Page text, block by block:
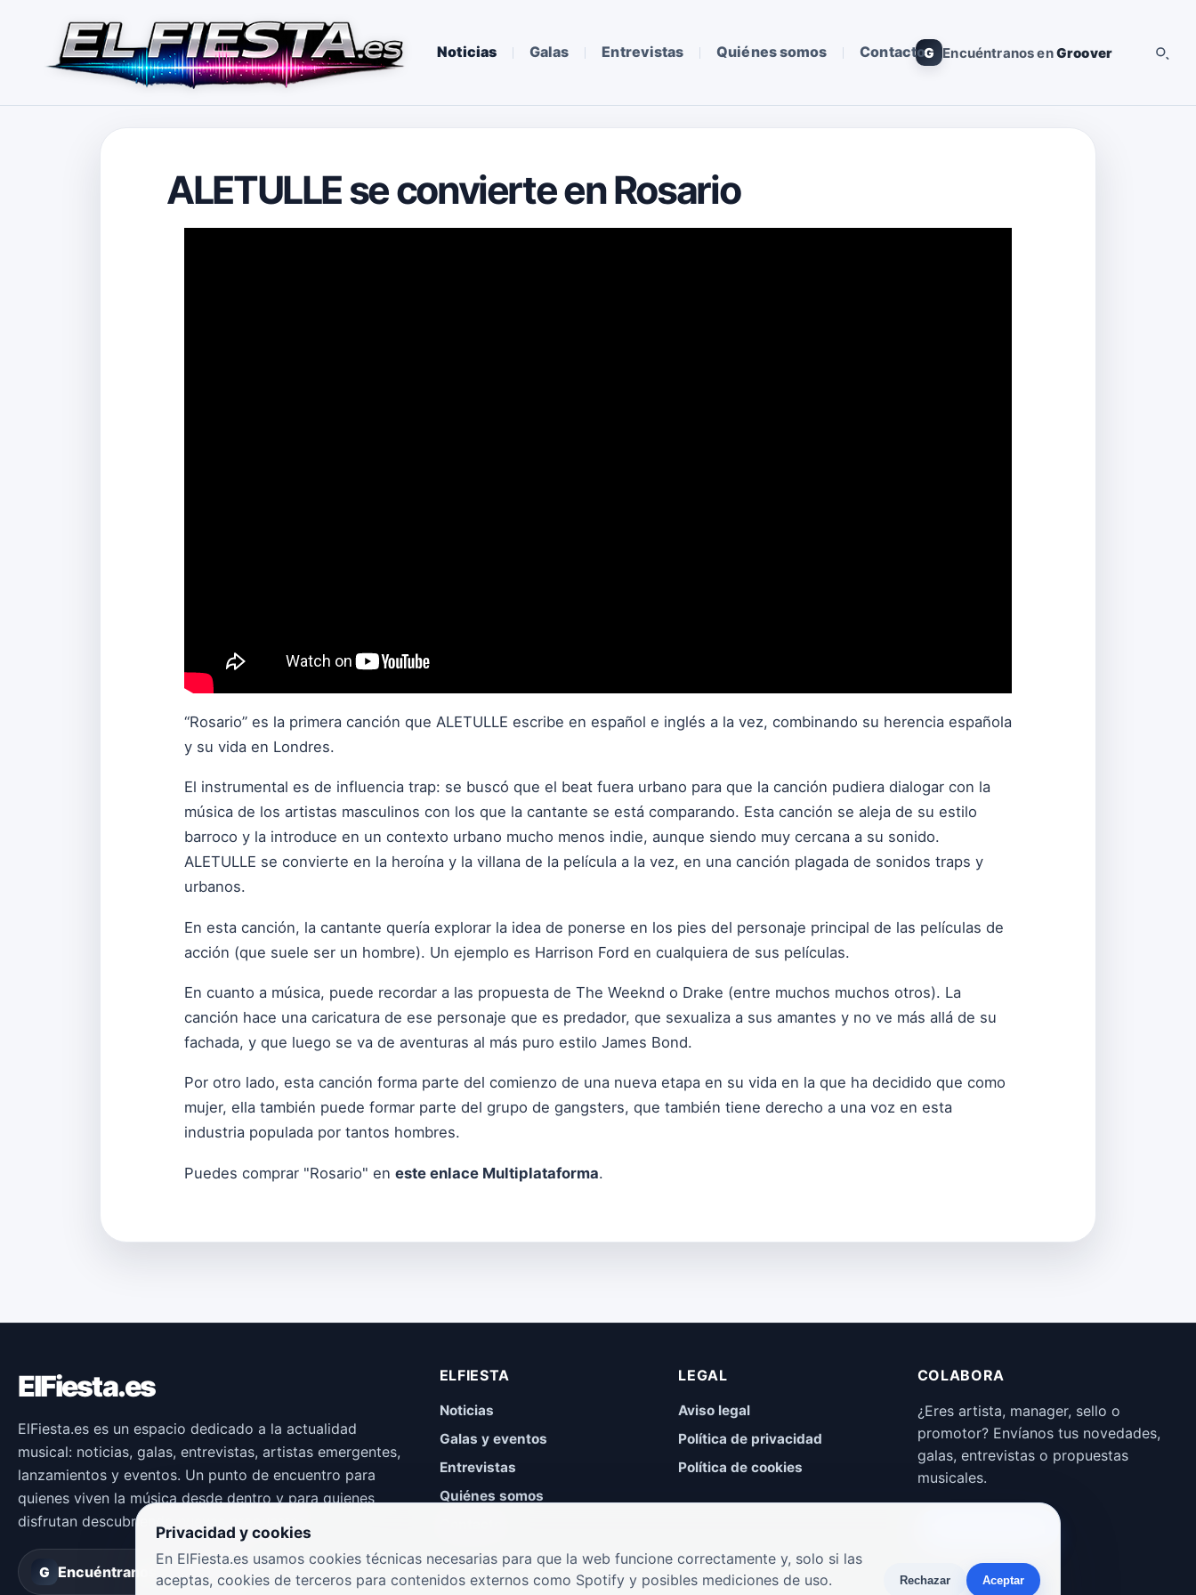
Noticias Galas Entrevistas Quiénes somos ContactoG Encuéntranos enGroover
ALETULLE se convierte en Rosario
“Rosario” es la primera canción que ALETULLE escribe en español e inglés a la vez, combinando su herencia española
y su vida en Londres.
El instrumental es de influencia trap: se buscó que el beat fuera urbano para que la canción pudiera dialogar con la
música de los artistas masculinos con los que la cantante se está comparando. Esta canción se aleja de su estilo
barroco y la introduce en un contexto urbano mucho menos indie, aunque siendo muy cercana a su sonido.
ALETULLE se convierte en la heroína y la villana de la película a la vez, en una canción plagada de sonidos traps y
urbanos.
En esta canción, la cantante quería explorar la idea de ponerse en los pies del personaje principal de las películas de
acción (que suele ser un hombre). Un ejemplo es Harrison Ford en cualquiera de sus películas.
En cuanto a música, puede recordar a las propuesta de The Weeknd o Drake (entre muchos muchos otros). La
canción hace una caricatura de ese personaje que es predador, que sexualiza a sus amantes y no ve más allá de su
fachada, y que luego se va de aventuras al más puro estilo James Bond.
Por otro lado, esta canción forma parte del comienzo de una nueva etapa en su vida en la que ha decidido que como
mujer, ella también puede formar parte del grupo de gangsters, que también tiene derecho a una voz en esta
industria populada por tantos hombres.
Puedes comprar "Rosario" en este enlace Multiplataforma.
ElFiesta.es
ElFiesta.es es un espacio dedicado a la actualidad
musical: noticias, galas, entrevistas, artistas emergentes,
lanzamientos y eventos. Un punto de encuentro para
quienes viven la música desde dentro y para quienes
disfrutan descubriendo nuevas propuestas.
G Encuéntranos en Groover
ELFIESTA
Noticias
Galas y eventos
Entrevistas
Quiénes somos
LEGAL
Aviso legal
Política de privacidad
Política de cookies
COLABORA
¿Eres artista, manager, sello o
promotor? Envíanos tus novedades,
galas, entrevistas o propuestas
musicales.
Privacidad y cookies
En ElFiesta.es usamos cookies técnicas necesarias para que la web funcione correctamente y, solo si las
aceptas, cookies de terceros para contenidos externos como Spotify y posibles mediciones de uso.
Rechazar Aceptar